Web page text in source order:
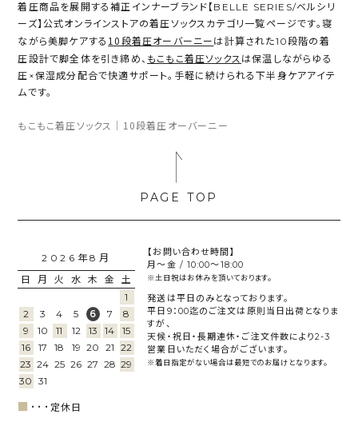
着圧商品を展開する補正インナーブランド【BELLE SERIES/ベルシリ
ーズ】公式オンラインストアの着圧ソックスカテゴリ一覧ページです。寝
ながら美脚ケアする 10段着圧オーバーニー は計算された10段階の着
圧設計で脚全体を引き締め、 もこもこ着圧ソックス は保温しながらゆる
圧×保湿成分配合で快適サポート。手軽に続けられる下半身ケアアイテ
ムです。
もこもこ着圧ソックス 10段着圧オーバーニー
2026年8月
日
月 火 水 木 金
土
1
2
3 4 5 6 7
8
9
10 11 12 13 14
15
16
17 18 19 20 21
22
23 24 25 26 27 28 29
30 31
･･･ 定休日
【お問い合わせ時間】
月～金 / 10:00～18:00
※土日祝はお休みを頂いております。
発送は平日のみとなっております。
平日9：00迄のご注文は原則当日出荷となりま
すが、
天候・祝日・長期連休・ご注文件数により2-3
営業日いただく場合がございます。
※着日指定がない場合は最短でのお届けとなります。